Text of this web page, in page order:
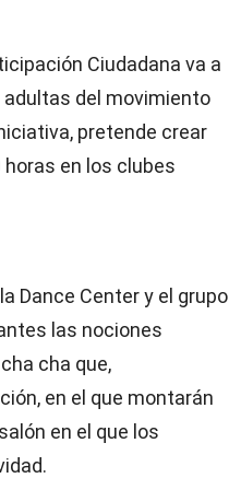
Ciudadana va a
adultas del movimiento
pretende crear
en los clubes
Dance Center y el grupo
las nociones
cha que,
en el que montarán
en el que los